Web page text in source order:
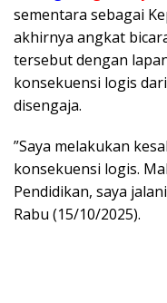
sementara sebagai
akhirnya angkat
tersebut dengan
konsekuensi logis
disengaja.
​”Saya melakukan
konsekuensi logis.
Pendidikan, saya
Rabu (15/10/2025).